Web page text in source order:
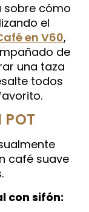
sobre cómo
el
en V60,
de
una taza
todos
POT
café suave
con sifón: